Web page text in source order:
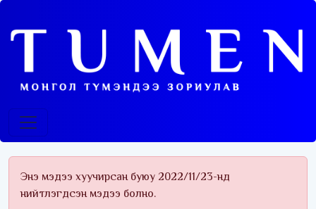
Энэ мэдээ хуучирсан буюу 2022/11/23-нд
нийтлэгдсэн мэдээ болно.